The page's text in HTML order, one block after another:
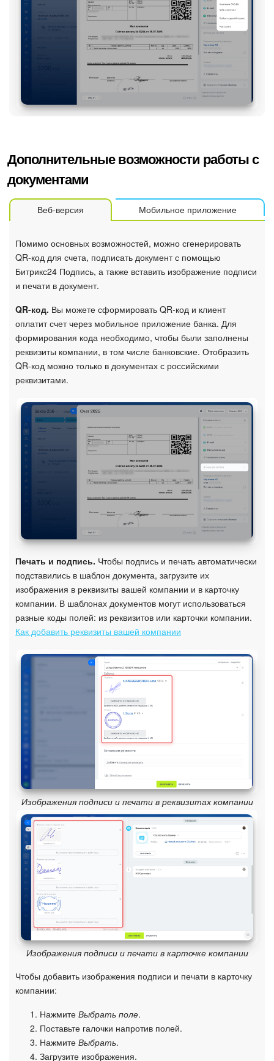
Дополнительные возможности работы с
документами
Веб-версия Мобильное приложение
Помимо основных возможностей, можно сгенерировать
QR-код для счета, подписать документ с помощью
Битрикс24 Подпись, а также вставить изображение подписи
и печати в документ.
QR-код. Вы можете сформировать QR-код и клиент
оплатит счет через мобильное приложение банка. Для
формирования кода необходимо, чтобы были заполнены
реквизиты компании, в том числе банковские. Отобразить
QR-код можно только в документах с российскими
реквизитами.
Печать и подпись. Чтобы подпись и печать автоматически
подставились в шаблон документа, загрузите их
изображения в реквизиты вашей компании и в карточку
компании. В шаблонах документов могут использоваться
разные коды полей: из реквизитов или карточки компании.
Как добавить реквизиты вашей компании
Изображения подписи и печати в реквизитах компании
Изображения подписи и печати в карточке компании
Чтобы добавить изображения подписи и печати в карточку
компании:
Нажмите Выбрать поле.
Поставьте галочки напротив полей.
Нажмите Выбрать.
Загрузите изображения.